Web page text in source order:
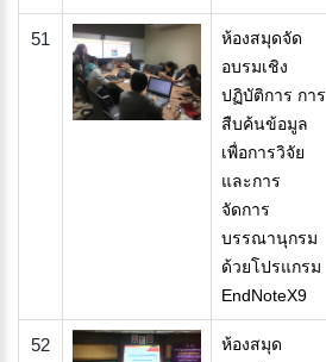
51
ห้องสมุดจัด
อบรมเชิง
ปฏิบัติการ การ
สืบค้นข้อมูล
เพื่อการวิจัย
และการ
จัดการ
บรรณานุกรม
ด้วยโปรแกรม
EndNoteX9
52
​ห้องสมุด